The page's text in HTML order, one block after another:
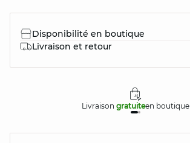
Disponibilité en boutique
Livraison et retour
Livraison gratuiteen boutique